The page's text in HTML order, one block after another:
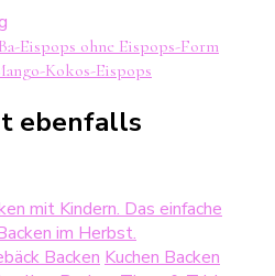
Eispops ohne Eispops-Form
Kokos-Eispops
ebenfalls
Backen Kuchen Backen